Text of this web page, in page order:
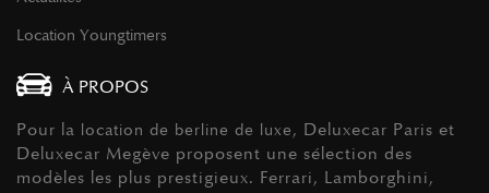
Location Youngtimers
À PROPOS
Pour la location de berline de luxe, Deluxecar Paris et
Deluxecar Megève proposent une sélection des
modèles les plus prestigieux. Ferrari, Lamborghini,